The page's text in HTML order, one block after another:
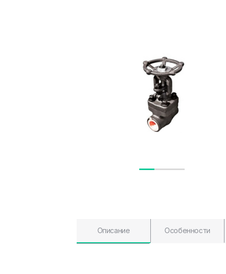
Описание Особенности